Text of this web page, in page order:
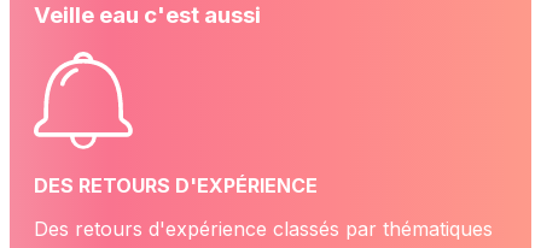
Veille eau c'est aussi
DES RETOURS D'EXPÉRIENCE
Des retours d'expérience classés par thématiques